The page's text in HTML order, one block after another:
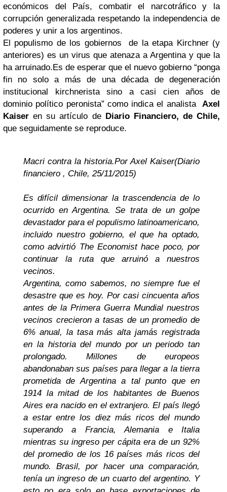
económicos del País, combatir el narcotráfico y la
corrupción generalizada respetando la independencia de
poderes y unir a los argentinos.
El populismo de los gobiernos de la etapa Kirchner (y
anteriores) es un virus que atenaza a Argentina y que la
ha arruinado. Es de esperar que el nuevo gobierno “ponga
fin no solo a más de una década de degeneración
institucional kirchnerista sino a casi cien años de
dominio político peronista” como indica el analista Axel
Kaiser en su artículo de Diario Financiero, de Chile,
que seguidamente se reproduce.
Macri contra la historia.Por Axel Kaiser(Diario
financiero , Chile, 25/11/2015)
Es difícil dimensionar la trascendencia de lo
ocurrido en Argentina. Se trata de un golpe
devastador para el populismo latinoamericano,
incluido nuestro gobierno, el que ha optado,
como advirtió The Economist hace poco, por
continuar la ruta que arruinó a nuestros
vecinos.
Argentina, como sabemos, no siempre fue el
desastre que es hoy. Por casi cincuenta años
antes de la Primera Guerra Mundial nuestros
vecinos crecieron a tasas de un promedio de
6% anual, la tasa más alta jamás registrada
en la historia del mundo por un periodo tan
prolongado. Millones de europeos
abandonaban sus países para llegar a la tierra
prometida de Argentina a tal punto que en
1914 la mitad de los habitantes de Buenos
Aires era nacido en el extranjero. El país llegó
a estar entre los diez más ricos del mundo
superando a Francia, Alemania e Italia
mientras su ingreso per cápita era de un 92%
del promedio de los 16 países más ricos del
mundo. Brasil, por hacer una comparación,
tenía un ingreso de un cuarto del argentino. Y